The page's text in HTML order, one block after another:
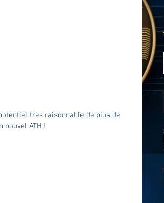
très raisonnable de plus de
nouvel ATH !